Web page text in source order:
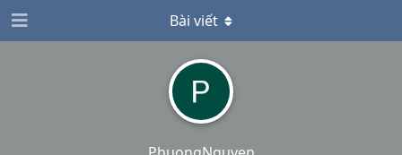
Bài viết